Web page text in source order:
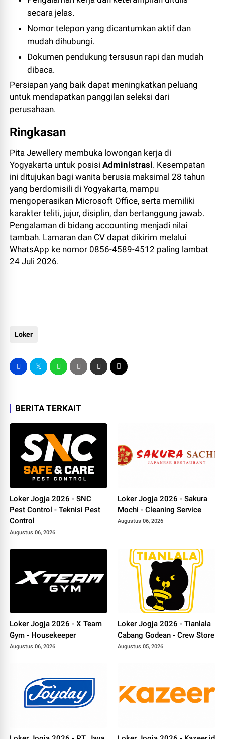
secara jelas.
Nomor telepon yang dicantumkan aktif dan
mudah dihubungi.
Dokumen pendukung tersusun rapi dan mudah
dibaca.
Persiapan yang baik dapat meningkatkan peluang
untuk mendapatkan panggilan seleksi dari
perusahaan.
Ringkasan
Pita Jewellery membuka lowongan kerja di
Yogyakarta untuk posisiAdministrasi. Kesempatan
ini ditujukan bagi wanita berusia maksimal 28 tahun
yang berdomisili di Yogyakarta, mampu
mengoperasikan Microsoft Office, serta memiliki
karakter teliti, jujur, disiplin, dan bertanggung jawab.
Pengalaman di bidang accounting menjadi nilai
tambah. Lamaran dan CV dapat dikirim melalui
WhatsApp ke nomor 0856-4589-4512 paling lambat
24 Juli 2026.
Loker
BERITA TERKAIT
Loker Jogja 2026 - SNC
Pest Control - Teknisi Pest
Control
Augustus 06, 2026
Loker Jogja 2026 - Sakura
Mochi - Cleaning Service
Augustus 06, 2026
Loker Jogja 2026 - X Team
Gym - Housekeeper
Augustus 06, 2026
Loker Jogja 2026 - Tianlala
Cabang Godean - Crew Store
Augustus 05, 2026